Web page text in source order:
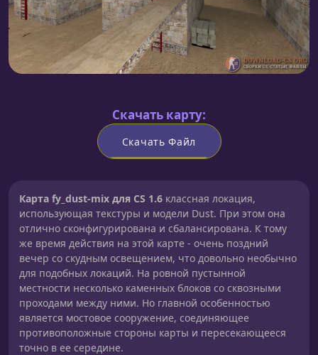
Скачать карту:
Скачать Файл
Карта fy_dust-mix для CS 1.6 классная локация,
использующая текстуры и модели Dust. При этом она
отлично сконфигурирована и сбалансирована. К тому
же время действия на этой карте - очень поздний
вечер со скудным освещением, что довольно необычно
для подобных локаций. На ровной пустынной
местности несколько каменных блоков со сквозными
проходами между ними. Но главной особенностью
является мостовое сооружение, соединяющее
противоположные стороны карты и пересекающееся
точно в ее середине.